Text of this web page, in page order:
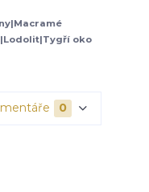
oko
0